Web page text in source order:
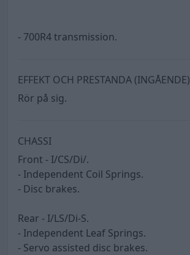
- 700R4 transmission.
EFFEKT OCH PRESTANDA (INGÅENDE)
Rör på sig.
CHASSI
Front - I/CS/Di/.
- Independent Coil Springs.
- Disc brakes.
Rear - I/LS/Di-S.
- Independent Leaf Springs.
- Servo assisted disc brakes.